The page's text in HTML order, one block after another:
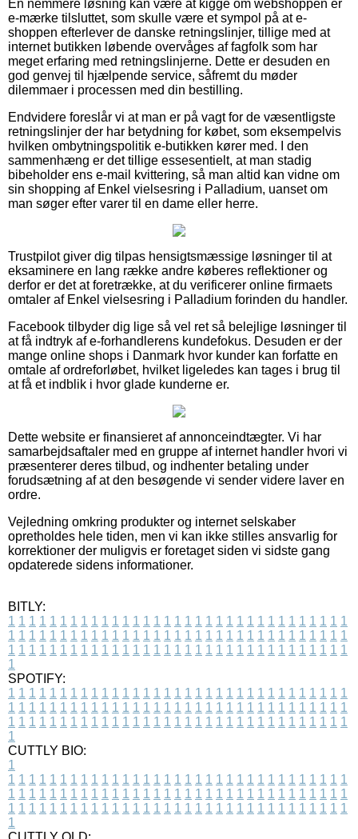
En nemmere løsning kan være at kigge om webshoppen er
e-mærke tilsluttet, som skulle være et sympol på at e-
shoppen efterlever de danske retningslinjer, tillige med at
internet butikken løbende overvåges af fagfolk som har
meget erfaring med retningslinjerne. Dette er desuden en
god genvej til hjælpende service, såfremt du møder
dilemmaer i processen med din bestilling.
Endvidere foreslår vi at man er på vagt for de væsentligste
retningslinjer der har betydning for købet, som eksempelvis
hvilken ombytningspolitik e-butikken kører med. I den
sammenhæng er det tillige essesentielt, at man stadig
bibeholder ens e-mail kvittering, så man altid kan vidne om
sin shopping af Enkel vielsesring i Palladium, uanset om
man søger efter varer til en dame eller herre.
Trustpilot giver dig tilpas hensigtsmæssige løsninger til at
eksaminere en lang række andre køberes reflektioner og
derfor er det at foretrække, at du verificerer online firmaets
omtaler af Enkel vielsesring i Palladium forinden du handler.
Facebook tilbyder dig lige så vel ret så belejlige løsninger til
at få indtryk af e-forhandlerens kundefokus. Desuden er der
mange online shops i Danmark hvor kunder kan forfatte en
omtale af ordreforløbet, hvilket ligeledes kan tages i brug til
at få et indblik i hvor glade kunderne er.
Dette website er finansieret af annonceindtægter. Vi har
samarbejdsaftaler med en gruppe af internet handler hvori vi
præsenterer deres tilbud, og indhenter betaling under
forudsætning af at den besøgende vi sender videre laver en
ordre.
Vejledning omkring produkter og internet selskaber
opretholdes hele tiden, men vi kan ikke stilles ansvarlig for
korrektioner der muligvis er foretaget siden vi sidste gang
opdaterede sidens informationer.
BITLY:
1 1 1 1 1 1 1 1 1 1 1 1 1 1 1 1 1 1 1 1 1 1 1 1 1 1 1 1 1 1 1 1 1
1 1 1 1 1 1 1 1 1 1 1 1 1 1 1 1 1 1 1 1 1 1 1 1 1 1 1 1 1 1 1 1 1
1 1 1 1 1 1 1 1 1 1 1 1 1 1 1 1 1 1 1 1 1 1 1 1 1 1 1 1 1 1 1 1 1
1
SPOTIFY:
1 1 1 1 1 1 1 1 1 1 1 1 1 1 1 1 1 1 1 1 1 1 1 1 1 1 1 1 1 1 1 1 1
1 1 1 1 1 1 1 1 1 1 1 1 1 1 1 1 1 1 1 1 1 1 1 1 1 1 1 1 1 1 1 1 1
1 1 1 1 1 1 1 1 1 1 1 1 1 1 1 1 1 1 1 1 1 1 1 1 1 1 1 1 1 1 1 1 1
1
CUTTLY BIO:
1
1 1 1 1 1 1 1 1 1 1 1 1 1 1 1 1 1 1 1 1 1 1 1 1 1 1 1 1 1 1 1 1 1
1 1 1 1 1 1 1 1 1 1 1 1 1 1 1 1 1 1 1 1 1 1 1 1 1 1 1 1 1 1 1 1 1
1 1 1 1 1 1 1 1 1 1 1 1 1 1 1 1 1 1 1 1 1 1 1 1 1 1 1 1 1 1 1 1 1
1